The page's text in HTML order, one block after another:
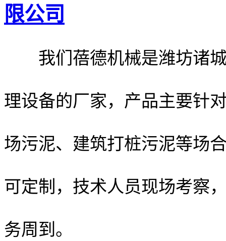
限公司
我们蓓德机械是潍坊诸城
理设备的厂家，产品主要针
场污泥、建筑打桩污泥等场
可定制，技术人员现场考察
务周到。